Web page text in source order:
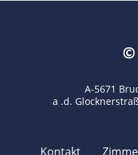
©
A-5671
a .d.
Kontakt